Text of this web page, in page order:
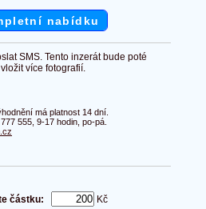
nabídku
SMS. Tento inzerát bude poté
více fotografií.
má platnost 14 dní.
555, 9-17 hodin, po-pá.
částku: Kč